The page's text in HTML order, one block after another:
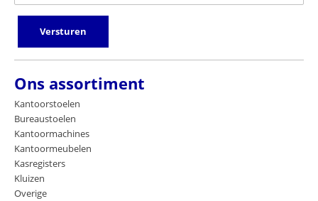
Versturen
Ons assortiment
Kantoorstoelen
Bureaustoelen
Kantoormachines
Kantoormeubelen
Kasregisters
Kluizen
Overige